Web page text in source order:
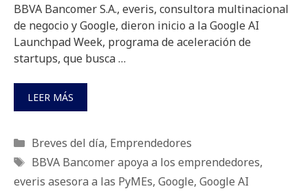
BBVA Bancomer S.A., everis, consultora multinacional
de negocio y Google, dieron inicio a la Google AI
Launchpad Week, programa de aceleración de
startups, que busca …
LEER MÁS
Categorías
Breves del día, Emprendedores
Etiquetas
BBVA Bancomer apoya a los emprendedores,
everis asesora a las PyMEs, Google, Google AI